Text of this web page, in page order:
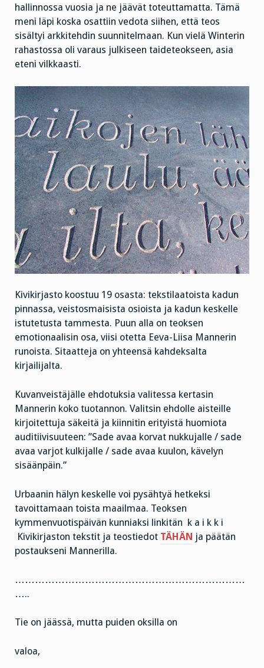
hallinnossa vuosia ja ne jäävät toteuttamatta. Tämä
meni läpi koska osattiin vedota siihen, että teos
sisältyi arkkitehdin suunnitelmaan. Kun vielä Winterin
rahastossa oli varaus julkiseen taideteokseen, asia
eteni vilkkaasti.
Kivikirjasto koostuu 19 osasta: tekstilaatoista kadun
pinnassa, veistosmaisista osioista ja kadun keskelle
istutetusta tammesta. Puun alla on teoksen
emotionaalisin osa, viisi otetta Eeva-Liisa Mannerin
runoista. Sitaatteja on yhteensä kahdeksalta
kirjailijalta.
Kuvanveistäjälle ehdotuksia valitessa kertasin
Mannerin koko tuotannon. Valitsin ehdolle aisteille
kirjoitettuja säkeitä ja kiinnitin erityistä huomiota
auditiivisuuteen: ”Sade avaa korvat nukkujalle / sade
avaa varjot kulkijalle / sade avaa kuulon, kävelyn
sisäänpäin.”
Urbaanin hälyn keskelle voi pysähtyä hetkeksi
tavoittamaan toista maailmaa. Teoksen
kymmenvuotispäivän kunniaksi linkitän k a i k k i
Kivikirjaston tekstit ja teostiedot TÄHÄN ja päätän
postaukseni Mannerilla.
……………………………………………………………
…..
Tie on jäässä, mutta puiden oksilla on
valoa,